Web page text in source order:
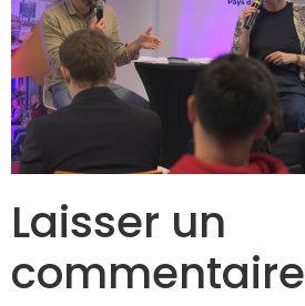
Laisser un
commentaire